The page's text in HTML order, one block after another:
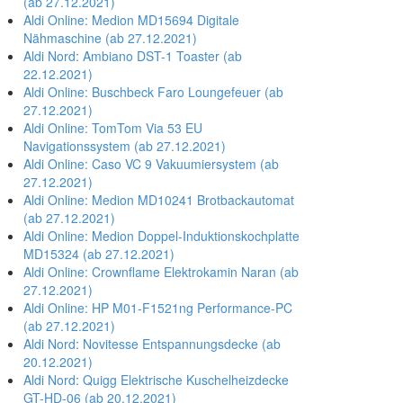
Aldi Online: Medion MD15694 Digitale
Nähmaschine (ab 27.12.2021)
Aldi Nord: Ambiano DST-1 Toaster (ab
22.12.2021)
Aldi Online: Buschbeck Faro Loungefeuer (ab
27.12.2021)
Aldi Online: TomTom Via 53 EU
Navigationssystem (ab 27.12.2021)
Aldi Online: Caso VC 9 Vakuumiersystem (ab
27.12.2021)
Aldi Online: Medion MD10241 Brotbackautomat
(ab 27.12.2021)
Aldi Online: Medion Doppel-Induktionskochplatte
MD15324 (ab 27.12.2021)
Aldi Online: Crownflame Elektrokamin Naran (ab
27.12.2021)
Aldi Online: HP M01-F1521ng Performance-PC
(ab 27.12.2021)
Aldi Nord: Novitesse Entspannungsdecke (ab
20.12.2021)
Aldi Nord: Quigg Elektrische Kuschelheizdecke
GT-HD-06 (ab 20.12.2021)